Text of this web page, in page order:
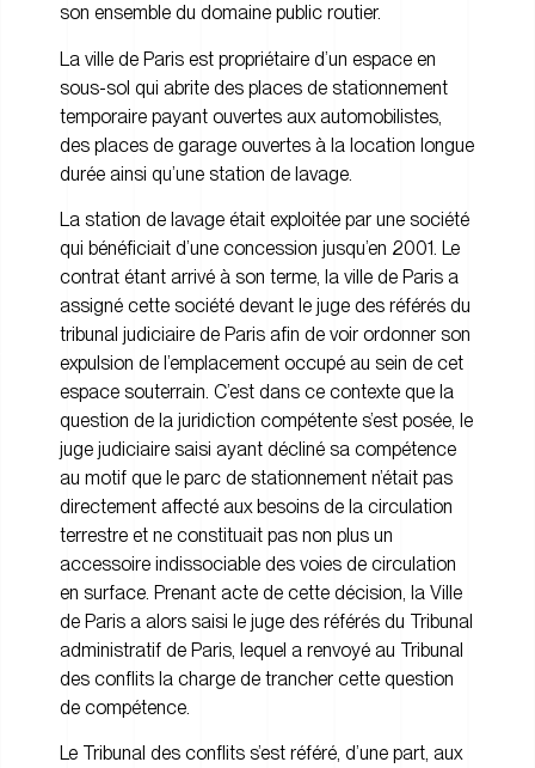
son ensemble du domaine public routier.
La ville de Paris est propriétaire d’un espace en
sous-sol qui abrite des places de stationnement
temporaire payant ouvertes aux automobilistes,
des places de garage ouvertes à la location longue
durée ainsi qu’une station de lavage.
La station de lavage était exploitée par une société
qui bénéficiait d’une concession jusqu’en 2001. Le
contrat étant arrivé à son terme, la ville de Paris a
assigné cette société devant le juge des référés du
tribunal judiciaire de Paris afin de voir ordonner son
expulsion de l’emplacement occupé au sein de cet
espace souterrain. C’est dans ce contexte que la
question de la juridiction compétente s’est posée, le
juge judiciaire saisi ayant décliné sa compétence
au motif que le parc de stationnement n’était pas
directement affecté aux besoins de la circulation
terrestre et ne constituait pas non plus un
accessoire indissociable des voies de circulation
en surface. Prenant acte de cette décision, la Ville
de Paris a alors saisi le juge des référés du Tribunal
administratif de Paris, lequel a renvoyé au Tribunal
des conflits la charge de trancher cette question
de compétence.
Le Tribunal des conflits s’est référé, d’une part, aux